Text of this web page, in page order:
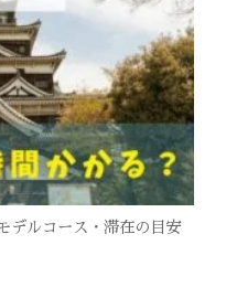
デルコース・滞在の目安